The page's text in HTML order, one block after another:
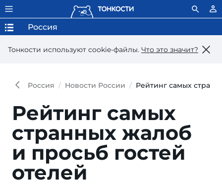
Тонкости используют сookie-файлы. Что это значит?
Россия
Россия Новости России Рейтинг самых
Рейтинг самых
странных жалоб
и просьб гостей
отелей